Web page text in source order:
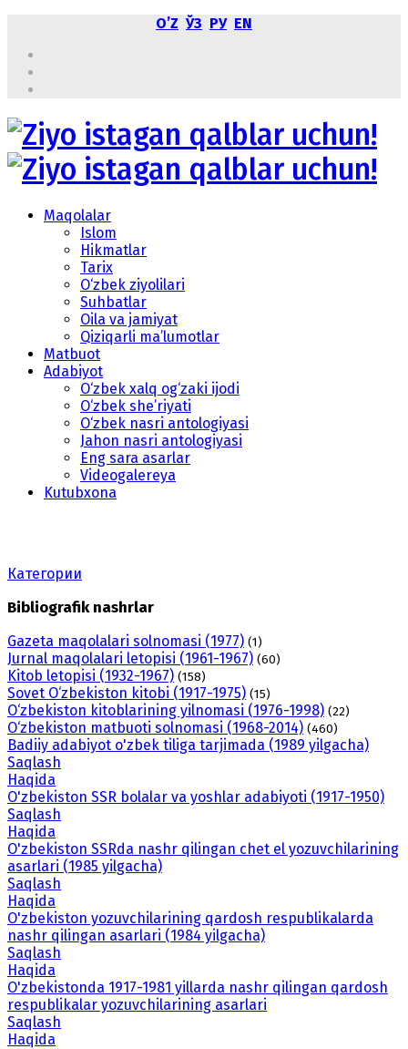
OʼZ ЎЗ РУ EN
Maqolalar
Islom
Hikmatlar
Tarix
O‘zbek ziyolilari
Suhbatlar
Oila va jamiyat
Qiziqarli ma’lumotlar
Matbuot
Adabiyot
O‘zbek xalq og‘zaki ijodi
O‘zbek she’riyati
O‘zbek nasri antologiyasi
Jahon nasri antologiyasi
Eng sara asarlar
Videogalereya
Kutubxona
Категории
Bibliografik nashrlar
Gazeta maqolalari solnomasi (1977) (1)
Jurnal maqolalari letopisi (1961-1967) (60)
Kitob letopisi (1932-1967) (158)
Sovet O‘zbekiston kitobi (1917-1975) (15)
O‘zbekiston kitoblarining yilnomasi (1976-1998) (22)
O‘zbekiston matbuoti solnomasi (1968-2014) (460)
Badiiy adabiyot o'zbek tiliga tarjimada (1989 yilgacha)
Saqlash
Haqida
O'zbekiston SSR bolalar va yoshlar adabiyoti (1917-1950)
Saqlash
Haqida
O'zbekiston SSRda nashr qilingan chet el yozuvchilarining
asarlari (1985 yilgacha)
Saqlash
Haqida
O'zbekiston yozuvchilarining qardosh respublikalarda
nashr qilingan asarlari (1984 yilgacha)
Saqlash
Haqida
O'zbekistonda 1917-1981 yillarda nashr qilingan qardosh
respublikalar yozuvchilarining asarlari
Saqlash
Haqida